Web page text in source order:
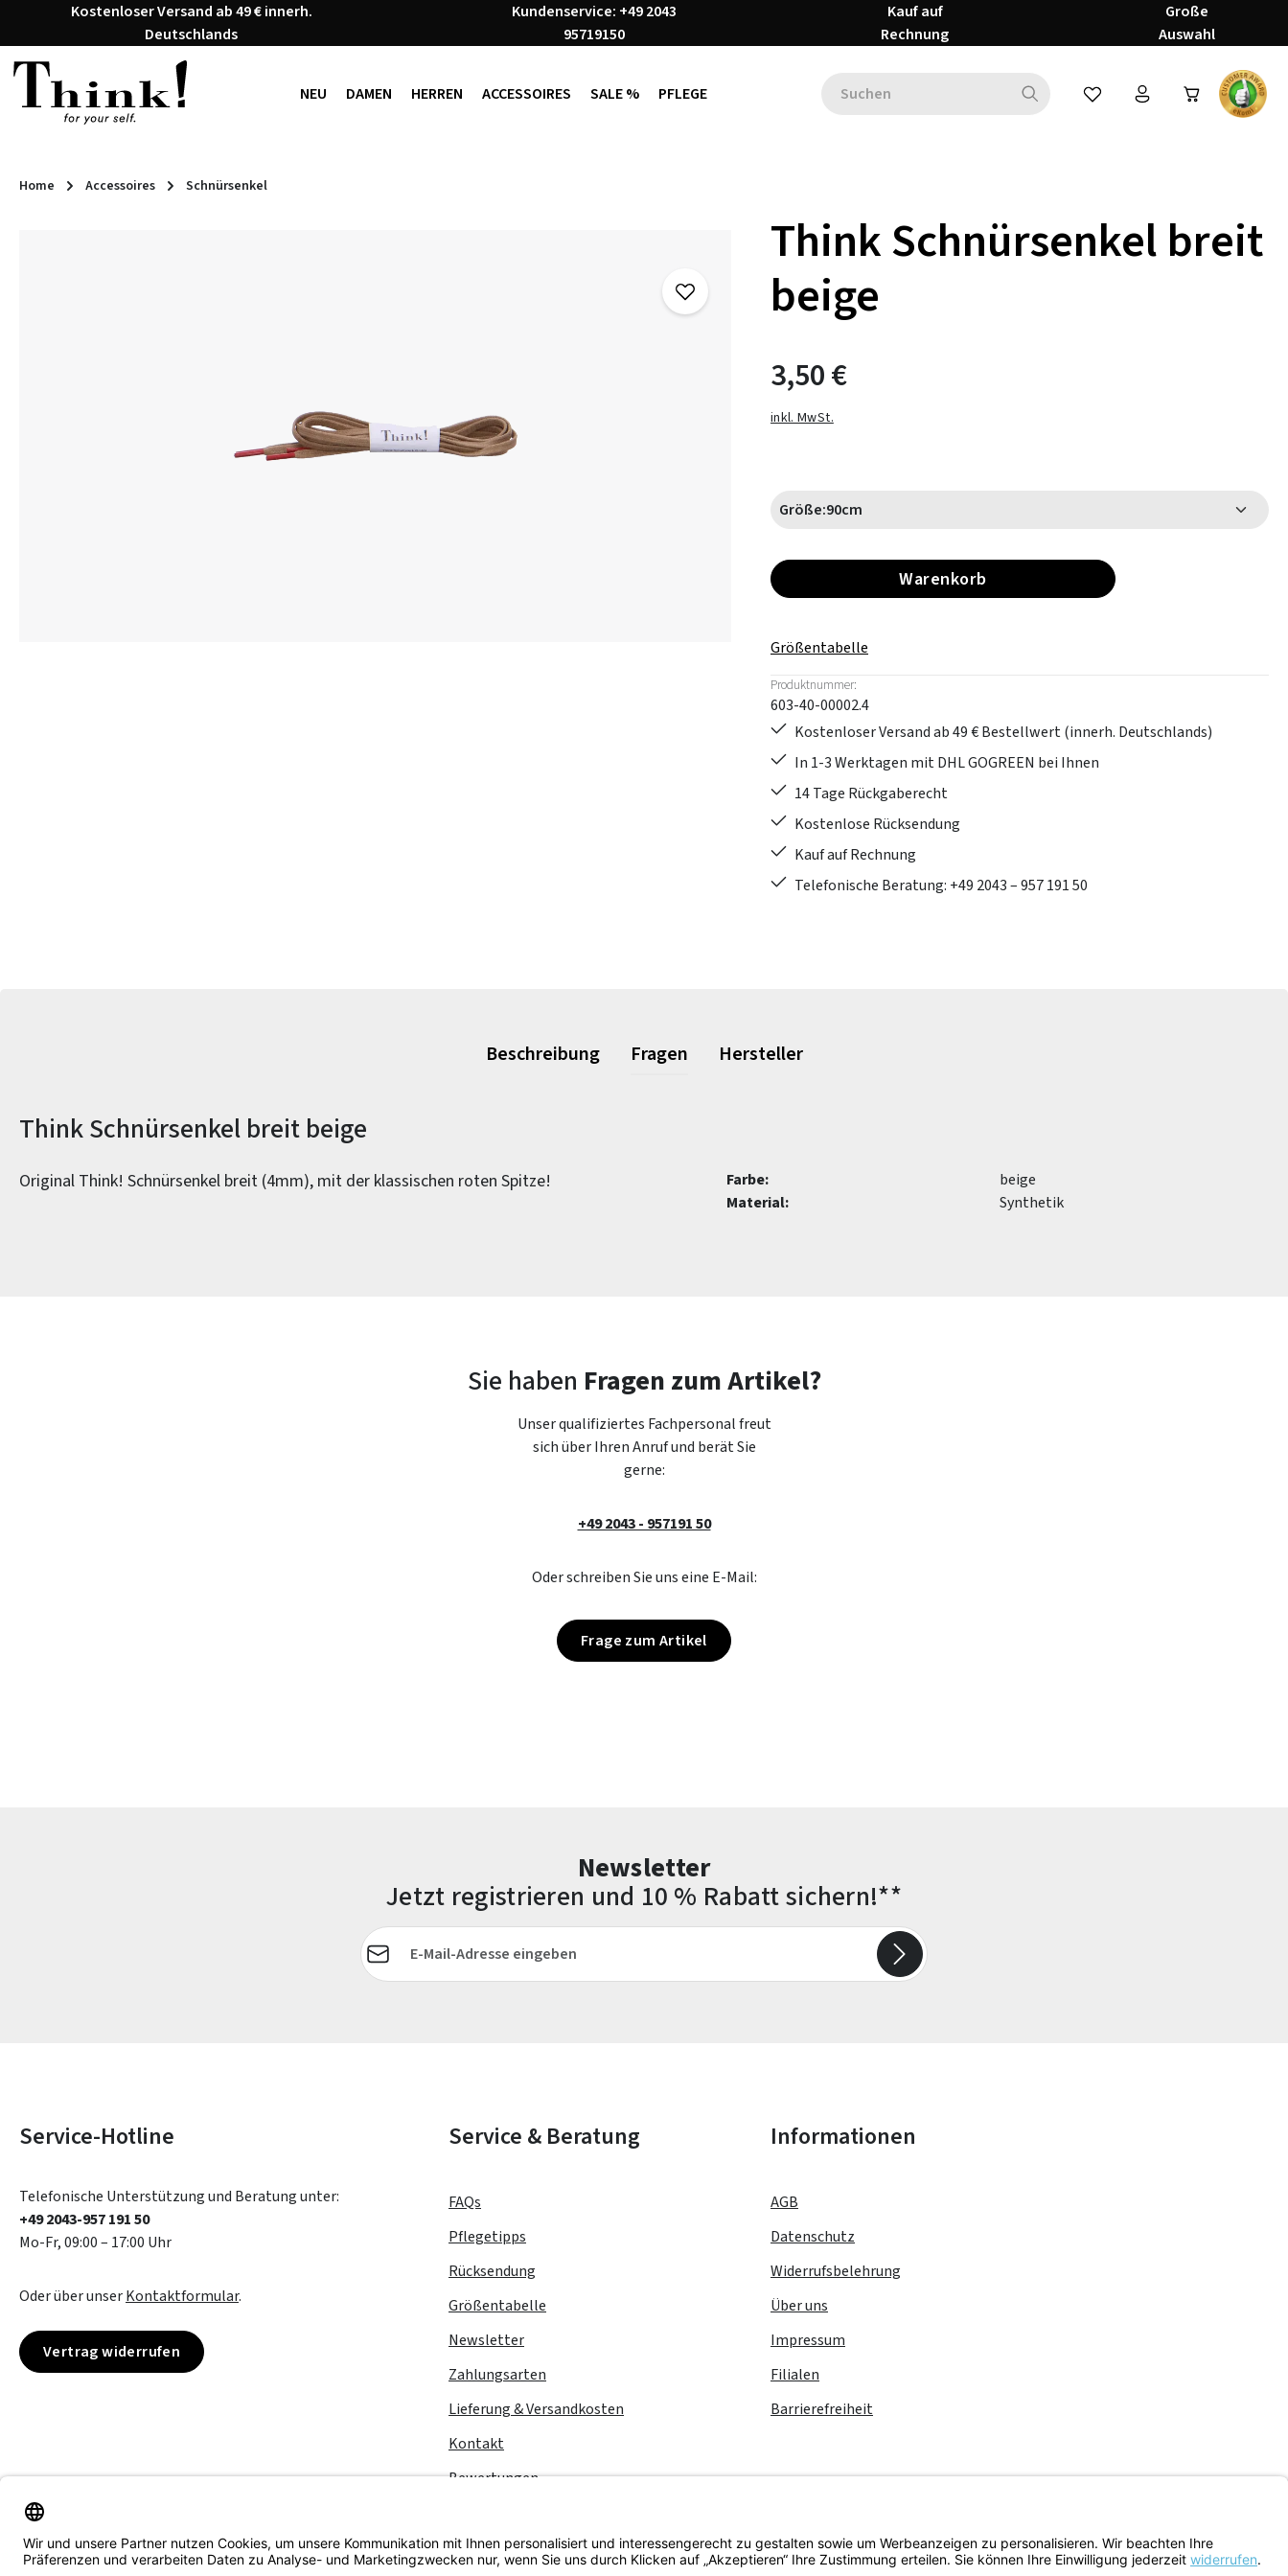
Hauptinhalt springen
Zur Suche springen
Zur Hauptnavigation springen
Kostenloser Versand ab 49 € innerh.
Deutschlands
Kundenservice: +49 2043
95719150
Kauf auf
Rechnung
Große
Auswahl
NEU DAMEN HERREN ACCESSOIRES SALE % PFLEGE Du hast 0 Produkte auf dem
Home Accessoires Schnürsenkel
Think Schnürsenkel breit
beige
3,50 €
inkl. MwSt.
Größe:90cm
Warenkorb
Größentabelle
Produktnummer:
603-40-00002.4
Kostenloser Versand ab 49 € Bestellwert (innerh. Deutschlands)
In 1-3 Werktagen mit DHL GOGREEN bei Ihnen
14 Tage Rückgaberecht
Kostenlose Rücksendung
Kauf auf Rechnung
Telefonische Beratung: +49 2043 – 957 191 50
Beschreibung Fragen Hersteller
Produktinformationen
Think Schnürsenkel breit beige
Original Think! Schnürsenkel breit (4mm), mit der klassischen roten Spitze! Farbe:
beige
Material:
Synthetik
Sie haben Fragen zum Artikel?
Unser qualifiziertes Fachpersonal freut
sich über Ihren Anruf und berät Sie
gerne:
+49 2043 - 957191 50
Oder schreiben Sie uns eine E-Mail:
Frage zum Artikel
Newsletter
Jetzt registrieren und 10 % Rabatt sichern!**
E-Mail-Adresse*
Service-Hotline
Telefonische Unterstützung und Beratung unter:
+49 2043-957 191 50
Mo-Fr, 09:00 – 17:00 Uhr
Oder über unserKontaktformular.
Vertrag widerrufen
Service & Beratung
FAQs
Pflegetipps
Rücksendung
Größentabelle
Newsletter
Zahlungsarten
Lieferung & Versandkosten
Kontakt
Bewertungen
Informationen
AGB
Datenschutz
Widerrufsbelehrung
Über uns
Impressum
Filialen
Barrierefreiheit